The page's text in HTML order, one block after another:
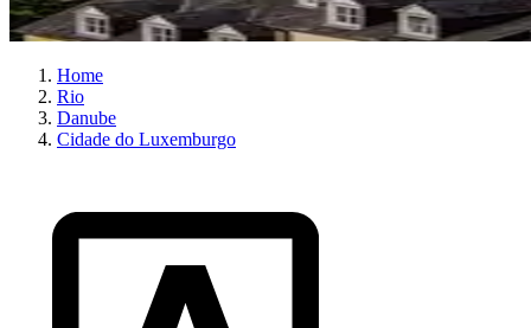
Home
Rio
Danube
Cidade do Luxemburgo